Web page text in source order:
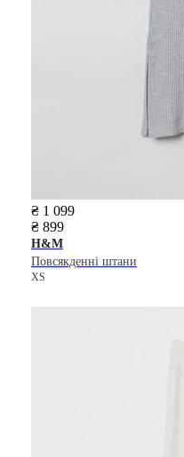
₴ 1 099
₴ 899
H&M
Повсякденні штани
XS